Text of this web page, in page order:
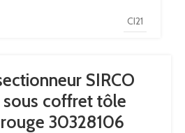
CI21
enclosure LBS
39122205
SIRCO
sous coffret tôle
30328106